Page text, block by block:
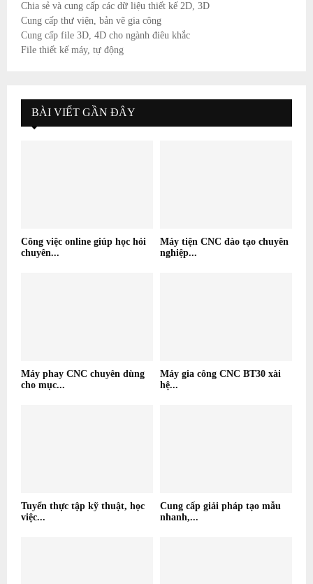
Chia sẻ và cung cấp các dữ liệu thiết kế 2D, 3D
Cung cấp thư viện, bản vẽ gia công
Cung cấp file 3D, 4D cho ngành điêu khắc
File thiết kế máy, tự động
BÀI VIẾT GẦN ĐÂY
Công việc online giúp học hỏi
chuyên...
Máy tiện CNC đào tạo chuyên
nghiệp...
Máy phay CNC chuyên dùng
cho mục...
Máy gia công CNC BT30 xài
hệ...
Tuyển thực tập kỹ thuật, học
việc...
Cung cấp giải pháp tạo mẫu
nhanh,...